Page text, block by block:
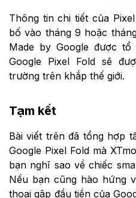
Thông tin chi tiết của
bố vào tháng 9 hoặc
Made by Google được
Google Pixel Fold sẽ
trường trên khắp thế giới.
Tạm kết
Bài viết trên đã tổng hợp
Google Pixel Fold mà
bạn nghĩ sao về chiếc
Nếu bạn cũng hào hứng
thoại gập đầu tiền của